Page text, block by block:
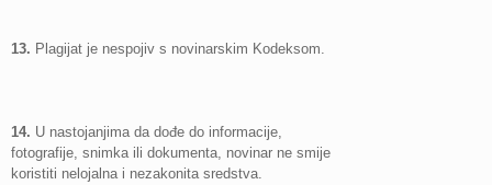
13. Plagijat je nespojiv s novinarskim Kodeksom.
14. U nastojanjima da dođe do informacije,
fotografije, snimka ili dokumenta, novinar ne smije
koristiti nelojalna i nezakonita sredstva.